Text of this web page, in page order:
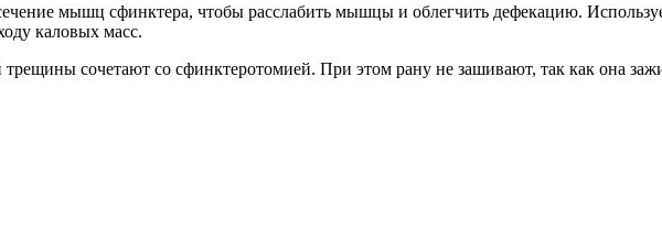
мышц сфинктера, чтобы расслабить мышцы и облегчить дефекацию.
каловых масс.
трещины сочетают со сфинктеротомией. При этом рану не зашивают, так как она